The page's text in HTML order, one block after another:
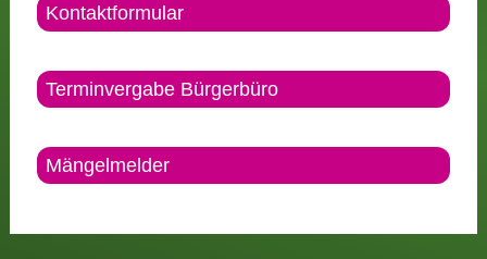
Kontaktformular
Terminvergabe Bürgerbüro
Mängelmelder